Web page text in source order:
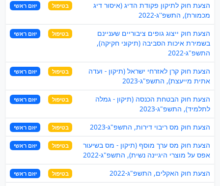
הצעת חוק לתיקון פקודת הדיג (איסור דיג
מכמורת), התשפ''ג-2022
בטיפול יוזם ראשי
הצעת חוק ייצוג גופים ציבוריים שעניינם
בשמירת איכות הסביבה (תיקוני חקיקה),
התשפ"ג-2022
בטיפול יוזם ראשי
הצעת חוק קרן לאזרחי ישראל (תיקון - ועדה
אתית מייעצת), התשפ"ג-2023
בטיפול יוזם ראשי
הצעת חוק הבטחת הכנסה (תיקון - גמלה
לתלמיד), התשפ"ג-2023
בטיפול יוזם ראשי
הצעת חוק מס ריבוי דירות, התשפ"ג-2023 בטיפול יוזם ראשי
הצעת חוק מס ערך מוסף (תיקון - מס בשיעור
אפס על מוצרי היגיינה נשית), התשפ"ג-2022
בטיפול יוזם ראשי
הצעת חוק האקלים, התשפ"ג-2022 בטיפול יוזם ראשי